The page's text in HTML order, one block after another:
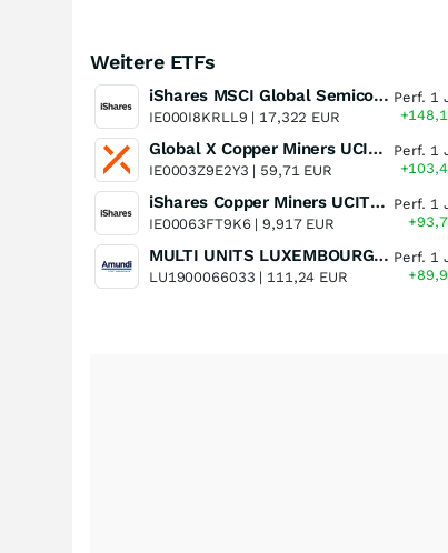
Weitere ETFs
iShares MSCI Global Semiconductors UCITS ETF USD (Acc)
IE000I8KRLL9 | 17,322 EUR
Perf. 1
Global X Copper Miners UCITS ETF USD Acc
IE0003Z9E2Y3 | 59,71 EUR
Perf. 1
iShares Copper Miners UCITS ETF
IE00063FT9K6 |9,917 EUR
Perf. 1
MULTI UNITS LUXEMBOURG - Lyxor MSCI Semiconductors ESG Filtered
LU1900066033 | 111,24 EUR
Perf. 1